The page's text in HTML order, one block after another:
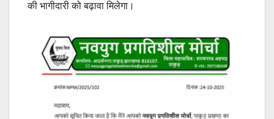
की भागीदारी को बढ़ावा मिलेगा।